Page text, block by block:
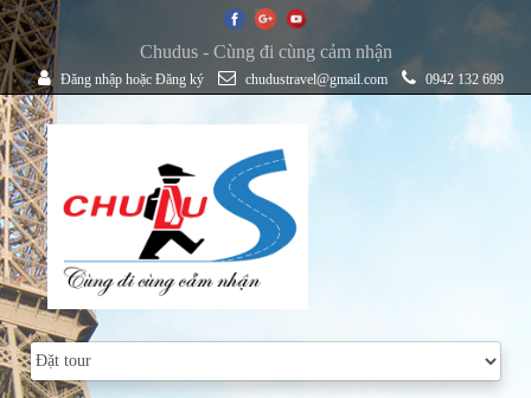
Chudus - Cùng đi cùng cảm nhận
Đăng nhập hoặc Đăng ký chudustravel@gmail.com 0942 132 699